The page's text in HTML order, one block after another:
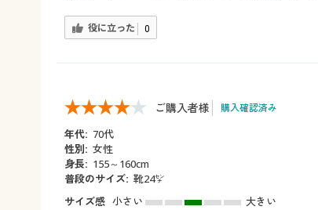
役に立った 0
ご購入者様 購入確認済み
年代: 70代
性別: 女性
身長: 155～160cm
普段のサイズ: 靴24㌢
サイズ感 小さい
大きい